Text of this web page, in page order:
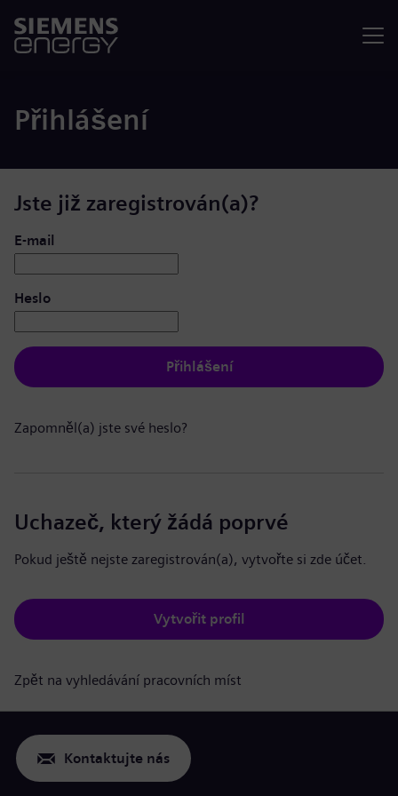
Přihlášení
Jste již zaregistrován(a)?
Přihlášení: uživatel a heslo
E-mail
Heslo
Přihlášení
Zapomněl(a) jste své heslo?
Uchazeč, který žádá poprvé
Pokud ještě nejste zaregistrován(a), vytvořte si zde účet.
Vytvořit profil
Zpět na vyhledávání pracovních míst
Kontaktujte nás